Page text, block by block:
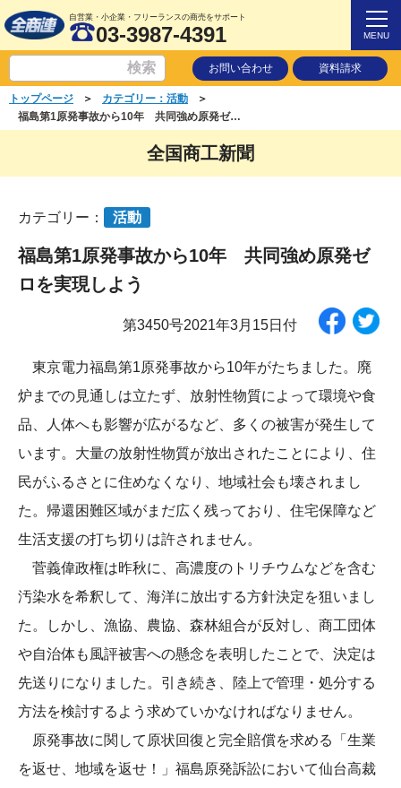
自営業・小企業・フリーランスの商売をサポート
03-3987-4391 MENU
お問い合わせ 資料請求
トップページ ＞ カテゴリー：活動
＞
福島第1原発事故から10年 共同強め原発ゼロを実現しよう
全国商工新聞
カテゴリー： 活動
福島第1原発事故から10年 共同強め原発ゼ
ロを実現しよう
第3450号2021年3月15日付
東京電力福島第1原発事故から10年がたちました。廃
炉までの見通しは立たず、放射性物質によって環境や食
品、人体へも影響が広がるなど、多くの被害が発生して
います。大量の放射性物質が放出されたことにより、住
民がふるさとに住めなくなり、地域社会も壊されまし
た。帰還困難区域がまだ広く残っており、住宅保障など
生活支援の打ち切りは許されません。
菅義偉政権は昨秋に、高濃度のトリチウムなどを含む
汚染水を希釈して、海洋に放出する方針決定を狙いまし
た。しかし、漁協、農協、森林組合が反対し、商工団体
や自治体も風評被害への懸念を表明したことで、決定は
先送りになりました。引き続き、陸上で管理・処分する
方法を検討するよう求めていかなければなりません。
原発事故に関して原状回復と完全賠償を求める「生業
を返せ、地域を返せ！」福島原発訴訟において仙台高裁